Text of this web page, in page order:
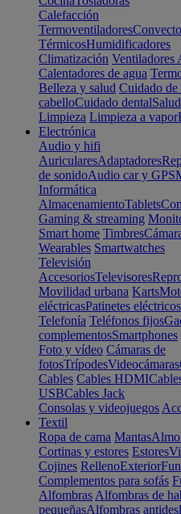
Calefacción
Termoventiladores
TérmicosHumidificadores
Climatización Ventiladores
Calentadores de agua
Belleza y salud Cuidado de
cabelloCuidado dental
Limpieza Limpieza a vapor
Electrónica
Audio y hifi
AuricularesAdaptadores
de sonidoAudio car y GPS
Informática
AlmacenamientoTablets
Gaming & streaming
Smart home Timbres
Wearables Smartwatches
Televisión
AccesoriosTelevisores
Movilidad urbana Karts
eléctricasPatinetes eléctricos
Telefonía Teléfonos fijos
complementosSmartphones
Foto y vídeo Cámaras de
fotosTrípodesVideocámaras
Cables Cables HDMI
USBCables Jack
Consolas y videojuegos
Textil
Ropa de cama Mantas
Cortinas y estores Estores
Cojines RellenoExterior
Complementos para sofás
Alfombras Alfombras de
pequeñasAlfombras